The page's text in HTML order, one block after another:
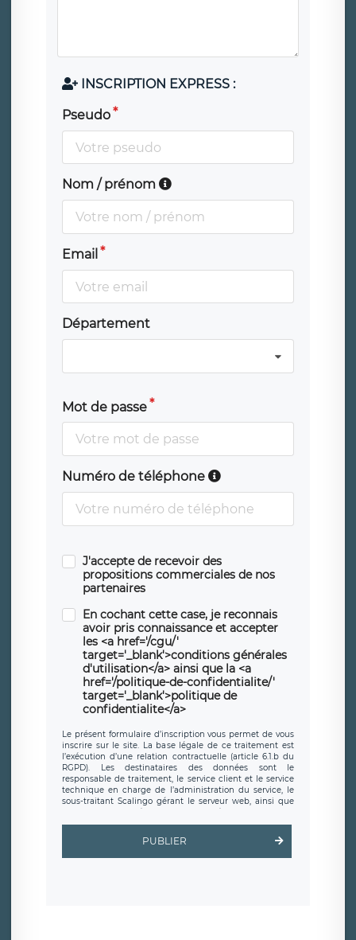
INSCRIPTION EXPRESS :
Pseudo
Nom / prénom
Email
Département
Mot de passe
Numéro de téléphone
J'accepte de recevoir des
propositions commerciales de nos
partenaires
En cochant cette case, je reconnais
avoir pris connaissance et accepter
les <a href='/cgu/'
target='_blank'>conditions générales
d'utilisation</a> ainsi que la <a
href='/politique-de-confidentialite/'
target='_blank'>politique de
confidentialite</a>
Le présent formulaire d’inscription vous permet de vous
inscrire sur le site. La base légale de ce traitement est
l’exécution d’une relation contractuelle (article 6.1.b du
RGPD). Les destinataires des données sont le
responsable de traitement, le service client et le service
technique en charge de l’administration du service, le
sous-traitant Scalingo gérant le serveur web, ainsi que
toute personne légalement autorisée. Le formulaire
d’inscription est hébergé sur un serveur hébergé par
clauses de
protection conformes au RGPD
. Les données collectées
sont conservées jusqu’à ce que l’Internaute en sollicite la
PUBLIER